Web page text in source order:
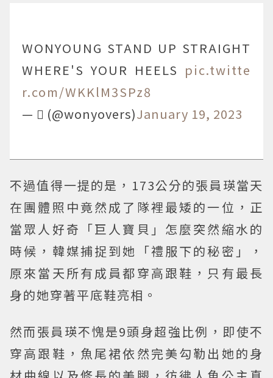
WONYOUNG STAND UP STRAIGHT
WHERE'S YOUR HEELS pic.twitte
r.com/WKKlM3SPz8
— ‏ً (@wonyovers)January 19, 2023
不過值得一提的是，173公分的張員瑛當天
在團體照中竟然成了隊裡最矮的一位，正
當眾人好奇「巨人寶貝」怎麼突然縮水的
時候，韓媒捕捉到她「禮服下的秘密」，
原來當天所有成員都穿高跟鞋，只有最長
身的她穿著平底鞋亮相。
然而張員瑛不愧是9頭身超強比例，即使不
穿高跟鞋，魚尾裙依然完美勾勒出她的身